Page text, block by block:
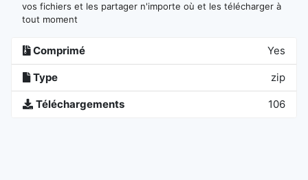
vos fichiers et les partager n'importe où et les télécharger à
tout moment
Comprimé Yes
Type zip
Téléchargements 106